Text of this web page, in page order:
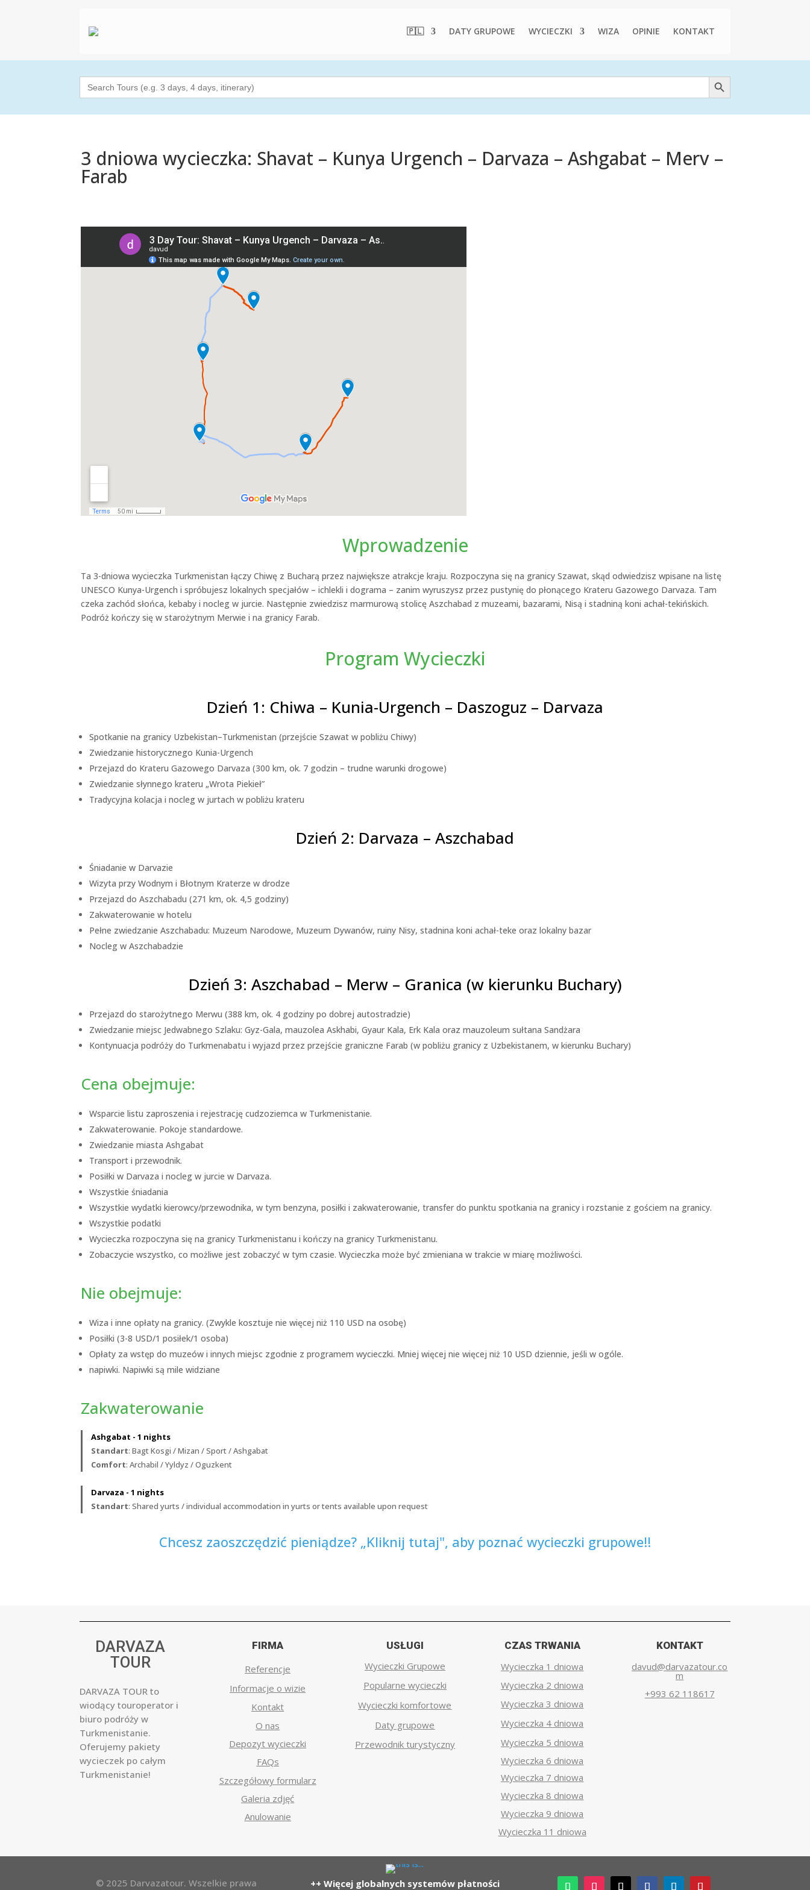
🇵🇱 DATY GRUPOWE WYCIECZKI WIZA OPINIE KONTAKT
Search
for:
Search Button
3 dniowa wycieczka: Shavat – Kunya Urgench – Darvaza – Ashgabat – Merv –
Farab
Wprowadzenie
Ta 3-dniowa wycieczka Turkmenistan łączy Chiwę z Bucharą przez największe atrakcje kraju. Rozpoczyna się na granicy Szawat, skąd odwiedzisz wpisane na listę
UNESCO Kunya-Urgench i spróbujesz lokalnych specjałów – ichlekli i dograma – zanim wyruszysz przez pustynię do płonącego Krateru Gazowego Darvaza. Tam
czeka zachód słońca, kebaby i nocleg w jurcie. Następnie zwiedzisz marmurową stolicę Aszchabad z muzeami, bazarami, Nisą i stadniną koni achał-tekińskich.
Podróż kończy się w starożytnym Merwie i na granicy Farab.
Program Wycieczki
Dzień 1: Chiwa – Kunia-Urgench – Daszoguz – Darvaza
Spotkanie na granicy Uzbekistan–Turkmenistan (przejście Szawat w pobliżu Chiwy)
Zwiedzanie historycznego Kunia-Urgench
Przejazd do Krateru Gazowego Darvaza (300 km, ok. 7 godzin – trudne warunki drogowe)
Zwiedzanie słynnego krateru „Wrota Piekieł”
Tradycyjna kolacja i nocleg w jurtach w pobliżu krateru
Dzień 2: Darvaza – Aszchabad
Śniadanie w Darvazie
Wizyta przy Wodnym i Błotnym Kraterze w drodze
Przejazd do Aszchabadu (271 km, ok. 4,5 godziny)
Zakwaterowanie w hotelu
Pełne zwiedzanie Aszchabadu: Muzeum Narodowe, Muzeum Dywanów, ruiny Nisy, stadnina koni achał-teke oraz lokalny bazar
Nocleg w Aszchabadzie
Dzień 3: Aszchabad – Merw – Granica (w kierunku Buchary)
Przejazd do starożytnego Merwu (388 km, ok. 4 godziny po dobrej autostradzie)
Zwiedzanie miejsc Jedwabnego Szlaku: Gyz-Gala, mauzolea Askhabi, Gyaur Kala, Erk Kala oraz mauzoleum sułtana Sandżara
Kontynuacja podróży do Turkmenabatu i wyjazd przez przejście graniczne Farab (w pobliżu granicy z Uzbekistanem, w kierunku Buchary)
Cena obejmuje:
Wsparcie listu zaproszenia i rejestrację cudzoziemca w Turkmenistanie.
Zakwaterowanie. Pokoje standardowe.
Zwiedzanie miasta Ashgabat
Transport i przewodnik.
Posiłki w Darvaza i nocleg w jurcie w Darvaza.
Wszystkie śniadania
Wszystkie wydatki kierowcy/przewodnika, w tym benzyna, posiłki i zakwaterowanie, transfer do punktu spotkania na granicy i rozstanie z gościem na granicy.
Wszystkie podatki
Wycieczka rozpoczyna się na granicy Turkmenistanu i kończy na granicy Turkmenistanu.
Zobaczycie wszystko, co możliwe jest zobaczyć w tym czasie. Wycieczka może być zmieniana w trakcie w miarę możliwości.
Nie obejmuje:
Wiza i inne opłaty na granicy. (Zwykle kosztuje nie więcej niż 110 USD na osobę)
Posiłki (3-8 USD/1 posiłek/1 osoba)
Opłaty za wstęp do muzeów i innych miejsc zgodnie z programem wycieczki. Mniej więcej nie więcej niż 10 USD dziennie, jeśli w ogóle.
napiwki. Napiwki są mile widziane
Zakwaterowanie
Ashgabat - 1 nights
Standart: Bagt Kosgi / Mizan / Sport / Ashgabat
Comfort: Archabil / Yyldyz / Oguzkent
Darvaza - 1 nights
Standart: Shared yurts / individual accommodation in yurts or tents available upon request
Chcesz zaoszczędzić pieniądze? „Kliknij tutaj", aby poznać wycieczki grupowe!!
DARVAZA
TOUR
DARVAZA TOUR to
wiodący touroperator i
biuro podróży w
Turkmenistanie.
Oferujemy pakiety
wycieczek po całym
Turkmenistanie!
FIRMA
Referencje
Informacje o wizie
Kontakt
O nas
Depozyt wycieczki
FAQs
Szczegółowy formularz
Galeria zdjęć
Anulowanie
USŁUGI
Wycieczki Grupowe
Popularne wycieczki
Wycieczki komfortowe
Daty grupowe
Przewodnik turystyczny
CZAS TRWANIA
Wycieczka 1 dniowa
Wycieczka 2 dniowa
Wycieczka 3 dniowa
Wycieczka 4 dniowa
Wycieczka 5 dniowa
Wycieczka 6 dniowa
Wycieczka 7 dniowa
Wycieczka 8 dniowa
Wycieczka 9 dniowa
Wycieczka 11 dniowa
KONTAKT
davud@darvazatour.co
m
+993 62 118617
© 2025 Darvazatour. Wszelkie prawa ++ Więcej globalnych systemów płatności